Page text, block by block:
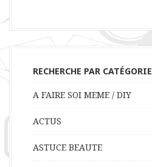
RECHERCHE PAR CATÉGORIE
A FAIRE SOI MEME / DIY
ACTUS
ASTUCE BEAUTE